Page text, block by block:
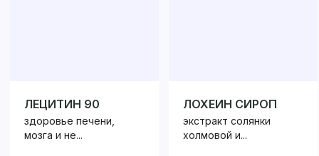
ЛЕЦИТИН 90
здоровье печени,
мозга и не...
ЛОХЕИН СИРОП
экстракт солянки
холмовой и...